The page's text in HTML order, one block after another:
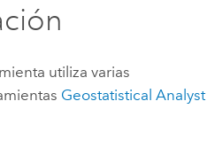
utiliza varias
Geostatistical Analyst